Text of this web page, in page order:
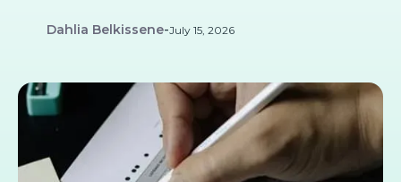
Dahlia Belkissene-July 15, 2026